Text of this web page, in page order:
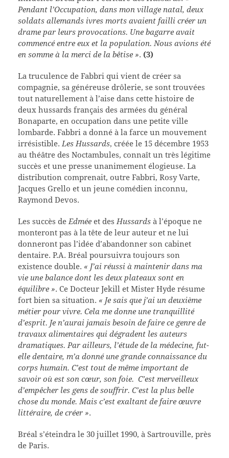
Pendant l’Occupation, dans mon village natal, deux
soldats allemands ivres morts avaient failli créer un
drame par leurs provocations. Une bagarre avait
commencé entre eux et la population. Nous avions été
en somme à la merci de la bêtise ». (3)
La truculence de Fabbri qui vient de créer sa
compagnie, sa généreuse drôlerie, se sont trouvées
tout naturellement à l’aise dans cette histoire de
deux hussards français des armées du général
Bonaparte, en occupation dans une petite ville
lombarde. Fabbri a donné à la farce un mouvement
irrésistible. Les Hussards, créée le 15 décembre 1953
au théâtre des Noctambules, connaît un très légitime
succès et une presse unanimement élogieuse. La
distribution comprenait, outre Fabbri, Rosy Varte,
Jacques Grello et un jeune comédien inconnu,
Raymond Devos.
Les succès de Edmée et des Hussards à l’époque ne
monteront pas à la tête de leur auteur et ne lui
donneront pas l’idée d’abandonner son cabinet
dentaire. P.A. Bréal poursuivra toujours son
existence double. « J’ai réussi à maintenir dans ma
vie une balance dont les deux plateaux sont en
équilibre ». Ce Docteur Jekill et Mister Hyde résume
fort bien sa situation. « Je sais que j’ai un deuxième
métier pour vivre. Cela me donne une tranquillité
d’esprit. Je n’aurai jamais besoin de faire ce genre de
travaux alimentaires qui dégradent les auteurs
dramatiques. Par ailleurs, l’étude de la médecine, fut-
elle dentaire, m’a donné une grande connaissance du
corps humain. C’est tout de même important de
savoir où est son cœur, son foie. C’est merveilleux
d’empêcher les gens de souffrir. C’est la plus belle
chose du monde. Mais c’est exaltant de faire œuvre
littéraire, de créer ».
Bréal s’éteindra le 30 juillet 1990, à Sartrouville, près
de Paris.